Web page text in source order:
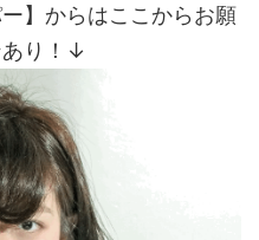
】からはここからお願
あり！↓